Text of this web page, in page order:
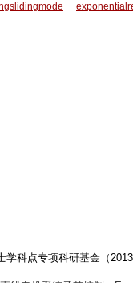
学科点专项科研基金（